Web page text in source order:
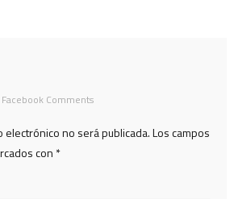
Facebook Comments
electrónico no será publicada.Los campos
con *